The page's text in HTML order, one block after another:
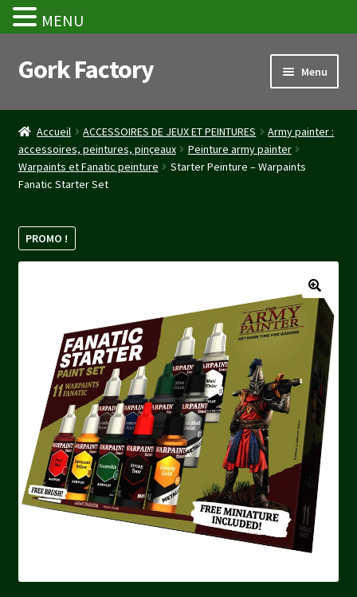
Aller
à
navigation
Aller
au
Gork Factory Menu
Accueil
CGV
Panier
Validation de la commande
Accueil ACCESSOIRES DE JEUX ET PEINTURES
Army painter :
accessoires, peintures, pinçeaux
Peinture army painter
Warpaints et Fanatic peinture
Starter Peinture – Warpaints
Fanatic Starter Set
PROMO !
MENU